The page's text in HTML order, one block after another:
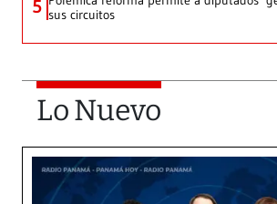
5 sus circuitos
Lo Nuevo